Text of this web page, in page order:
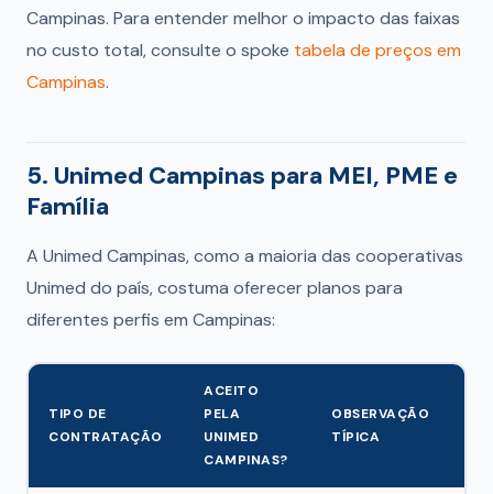
Campinas. Para entender melhor o impacto das faixas
no custo total, consulte o spoke tabela de preços em
Campinas.
5. Unimed Campinas para MEI, PME e
Família
A Unimed Campinas, como a maioria das cooperativas
Unimed do país, costuma oferecer planos para
diferentes perfis em Campinas:
TIPO DE
CONTRATAÇÃO
ACEITO
PELA
UNIMED
CAMPINAS?
OBSERVAÇÃO
TÍPICA